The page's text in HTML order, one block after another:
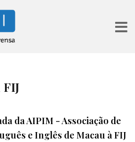
da AIPIM - Associação de
e Inglês de Macau à FIJ